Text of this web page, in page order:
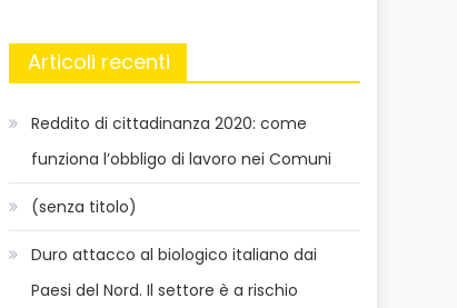
Articoli recenti
Reddito di cittadinanza 2020: come
funziona l’obbligo di lavoro nei Comuni
(senza titolo)
Duro attacco al biologico italiano dai
Paesi del Nord. Il settore è a rischio